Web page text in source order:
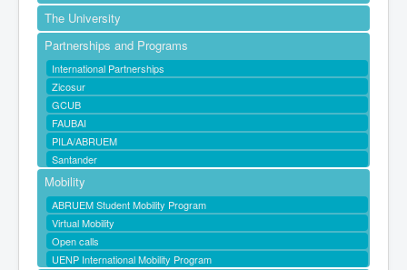
The University
Partnerships and Programs
International Partnerships
Zicosur
GCUB
FAUBAI
PILA/ABRUEM
Santander
Mobility
ABRUEM Student Mobility Program
Virtual Mobility
Open calls
UENP International Mobility Program